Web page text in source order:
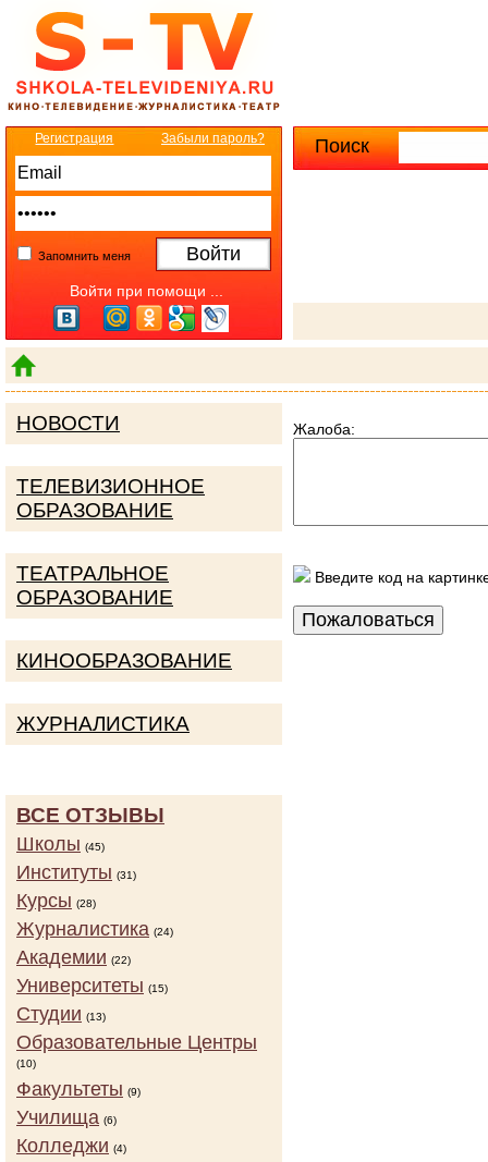
Поиск
Регистрация Забыли пароль?
Запомнить меня
Войти при помощи ...
Жалоба:
Введите код на
НОВОСТИ
ТЕЛЕВИЗИОННОЕ
ОБРАЗОВАНИЕ
ТЕАТРАЛЬНОЕ
ОБРАЗОВАНИЕ
КИНООБРАЗОВАНИЕ
ЖУРНАЛИСТИКА
ВСЕ ОТЗЫВЫ
Школы (45)
Институты (31)
Курсы (28)
Журналистика (24)
Академии (22)
Университеты (15)
Студии (13)
Образовательные Центры
(10)
Факультеты (9)
Училища (6)
Колледжи (4)